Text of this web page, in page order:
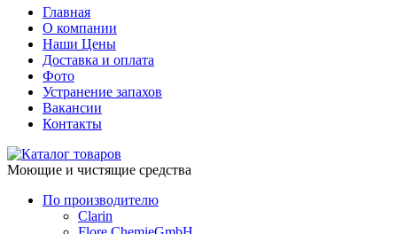
Главная
О компании
Наши Цены
Доставка и оплата
Фото
Устранение запахов
Вакансии
Контакты
Моющие и чистящие средства
По производителю
Clarin